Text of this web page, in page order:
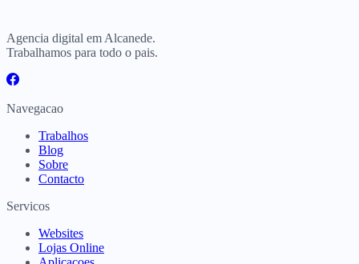
Agencia digital em Alcanede.
Trabalhamos para todo o pais.
Navegacao
Trabalhos
Blog
Sobre
Contacto
Servicos
Websites
Lojas Online